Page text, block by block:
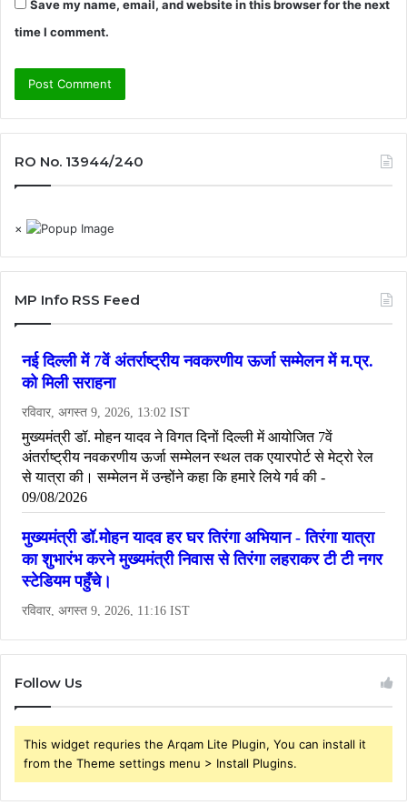
Save my name, email, and website in this browser for the next
time I comment.
RO No. 13944/240
×
MP Info RSS Feed
Follow Us
This widget requries the Arqam Lite Plugin, You can install it
from the Theme settings menu > Install Plugins.